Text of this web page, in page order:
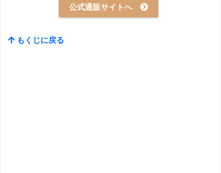
公式通販サイトへ
もくじに戻る